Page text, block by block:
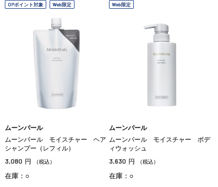
OPポイント対象 Web限定
ムーンパール
ムーンパール モイスチャー ヘア
シャンプー（レフィル）
3,080 円 （税込）
在庫：○
Web限定
ムーンパール
ムーンパール モイスチャー ボデ
ィウォッシュ
3,630 円 （税込）
在庫：○